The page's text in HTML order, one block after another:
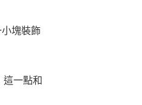
塊裝飾
這一點和